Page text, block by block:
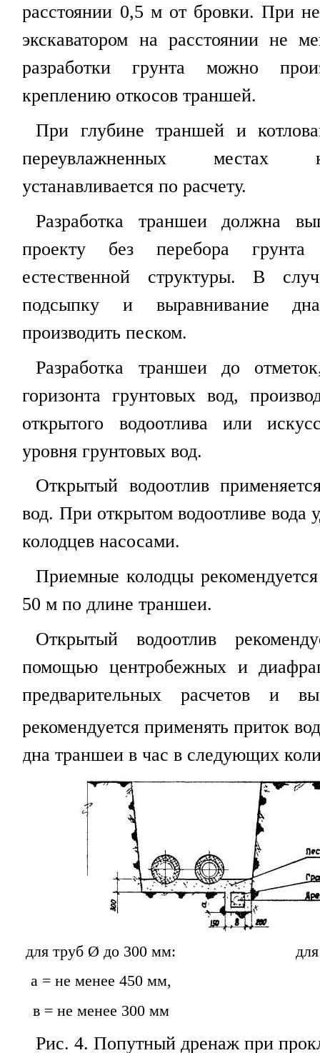
расстоянии 0,5 м от бровки. При
экскаватором на расстоянии не
разработки грунта можно
креплению откосов траншей.
При глубине траншей и
переувлажненных местах
устанавливается по расчету.
Разработка траншеи должна
проекту без перебора
естественной структуры. В
подсыпку и выравнивание
производить песком.
Разработка траншеи до
горизонта грунтовых вод,
открытого водоотлива или
уровня грунтовых вод.
Открытый водоотлив
вод. При открытом водоотливе вода
колодцев насосами.
Приемные колодцы
50 м по длине траншеи.
Открытый водоотлив
помощью центробежных и
предварительных расчетов и
рекомендуется применять приток
дна траншеи в час в следующих
для труб Ø до 300 мм:
а = не менее 450 мм,
в = не менее 300 мм
Рис. 4. Попутный дренаж при